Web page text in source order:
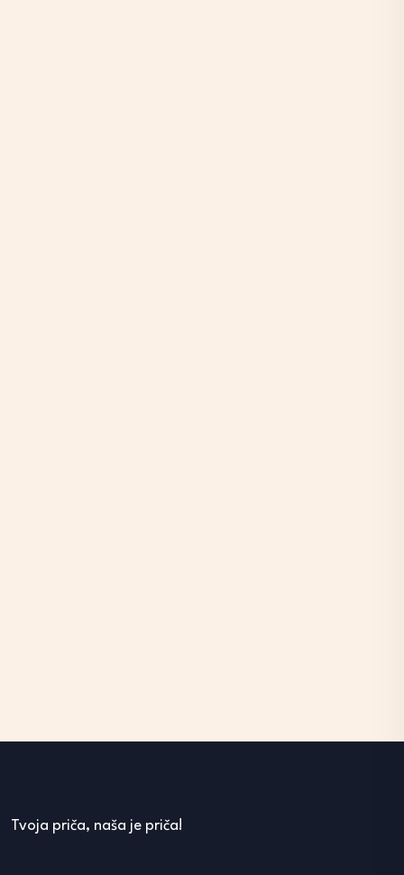
Tvoja priča, naša je priča!